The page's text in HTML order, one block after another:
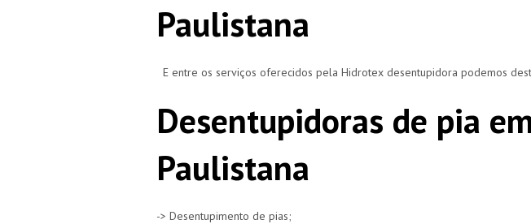
Paulistana
E entre os serviços oferecidos pela Hidrotex desentupidora podemos
Desentupidoras de pia
Paulistana
-> Desentupimento de pias;